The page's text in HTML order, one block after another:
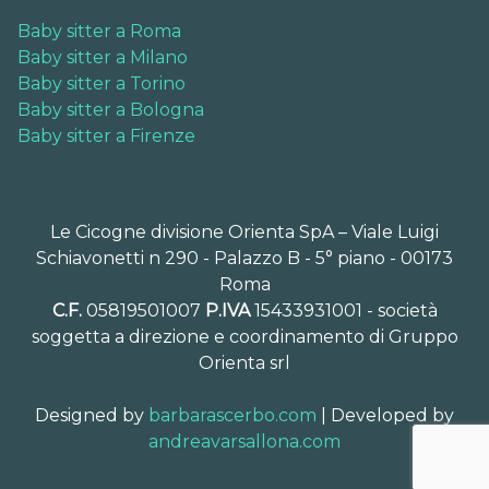
Baby sitter a Roma
Baby sitter a Milano
Baby sitter a Torino
Baby sitter a Bologna
Baby sitter a Firenze
Le Cicogne divisione Orienta SpA – Viale Luigi
Schiavonetti n 290 - Palazzo B - 5° piano - 00173
Roma
C.F.05819501007 P.IVA15433931001 - società
soggetta a direzione e coordinamento di Gruppo
Orienta srl
Designed by barbarascerbo.com | Developed by
andreavarsallona.com